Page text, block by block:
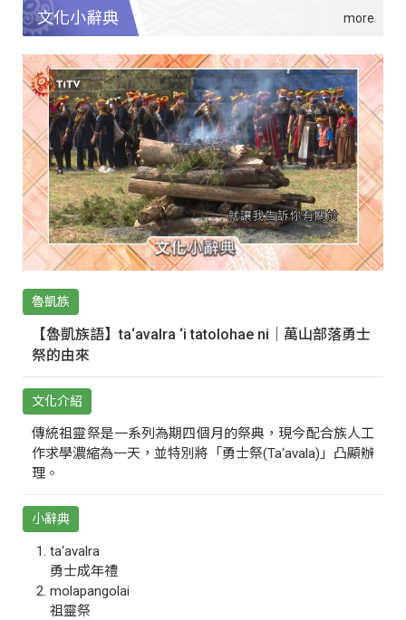
文化小辭典
魯凱族
【魯凱族語】ta‘avalra ‘i tatolohae ni｜萬山部落勇士
祭的由來
文化介紹
傳統祖靈祭是一系列為期四個月的祭典，現今配合族人工
作求學濃縮為一天，並特別將「勇士祭(Ta‘avala)」凸顯辦
理。
小辭典
ta‘avalra
勇士成年禮
molapangolai
祖靈祭